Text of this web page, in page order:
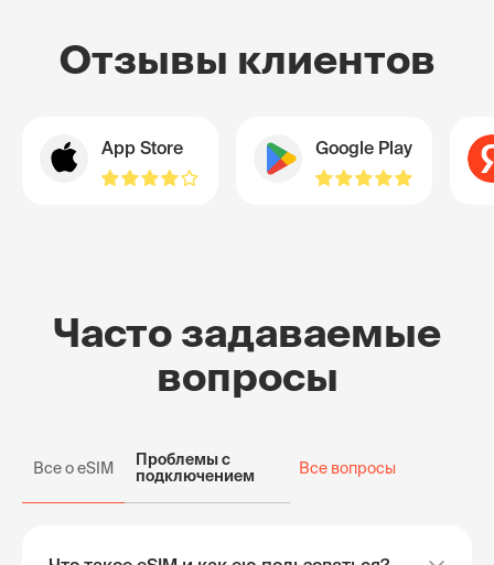
Отзывы клиентов
App Store Google Play
Часто задаваемые
вопросы
Все о eSIM
Проблемы с
подключением
Все вопросы